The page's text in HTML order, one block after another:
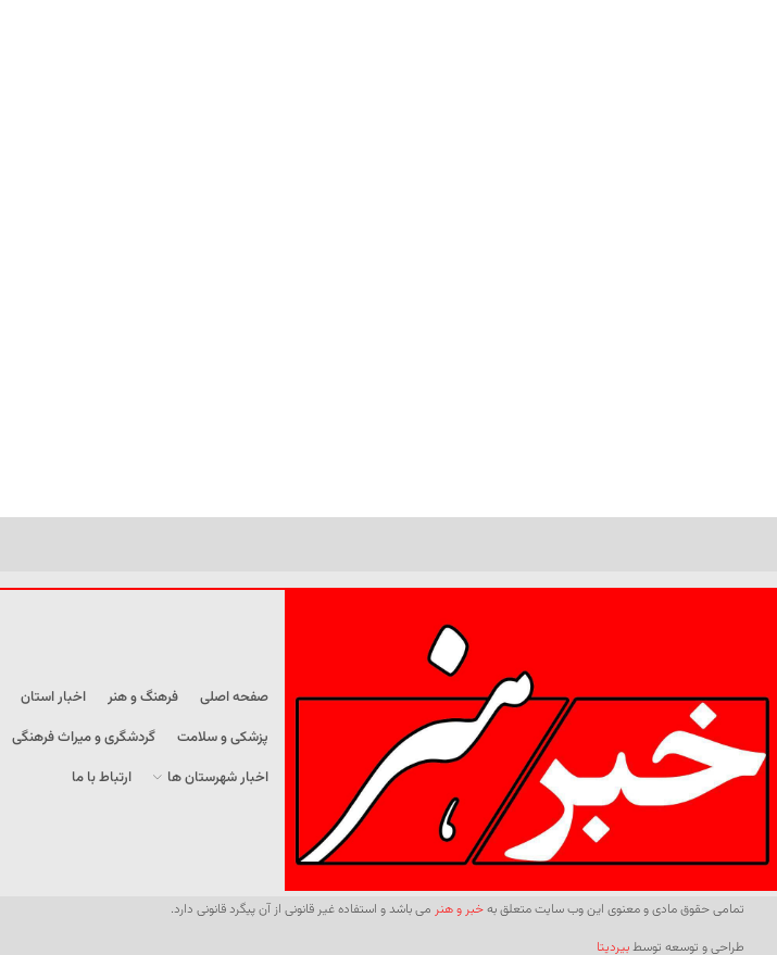
صفحه اصلی فرهنگ و هنر اخبار استان
پزشکی و سلامت
گردشگری و میراث فرهنگی
اخبار شهرستان ها
ارتباط با ما
تمامی حقوق مادی و معنوی این وب سایت متعلق بهخبر و هنر می باشد و استفاده غیر قانونی از آن پیگرد قانونی دارد.
طراحی و توسعه توسطبیردیتا